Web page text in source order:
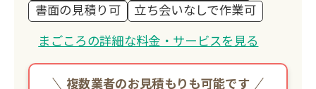
書面の見積り可
立ち会いなしで作業可
まごころの詳細な料金・サービスを見る
複数業者のお見積もりも可能です